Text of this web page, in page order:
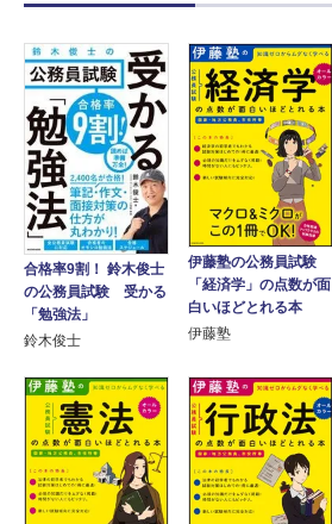
合格率9割！ 鈴木俊士
の公務員試験 受かる
「勉強法」
鈴木俊士
伊藤塾の公務員試験
「経済学」の点数が面
白いほどとれる本
伊藤塾